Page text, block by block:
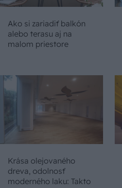
Ako si zariadiť balkón
alebo terasu aj na
malom priestore
Krása olejovaného
dreva, odolnosť
moderného laku: Takto